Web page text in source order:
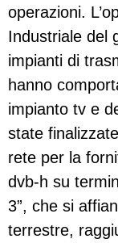
operazioni.
Industriale del
impianti di
hanno
impianto tv e
state
rete per la
dvb-h su
3”, che si
terrestre,